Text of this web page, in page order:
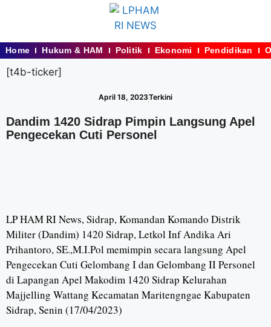
Home Hukum & HAM Politik Ekonomi Pendidikan
[t4b-ticker]
April 18, 2023Terkini
Dandim 1420 Sidrap Pimpin Langsung Apel
Pengecekan Cuti Personel
LP HAM RI News, Sidrap, Komandan Komando Distrik
Militer (Dandim) 1420 Sidrap, Letkol Inf Andika Ari
Prihantoro, SE.,M.I.Pol memimpin secara langsung Apel
Pengecekan Cuti Gelombang I dan Gelombang II Personel
di Lapangan Apel Makodim 1420 Sidrap Kelurahan
Majjelling Wattang Kecamatan Maritengngae Kabupaten
Sidrap, Senin (17/04/2023)